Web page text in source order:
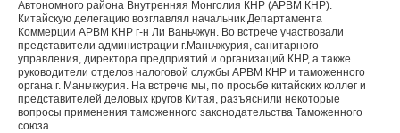
Автономного района Внутренняя Монголия КНР (АРВМ КНР).
Китайскую делегацию возглавлял начальник Департамента
Коммерции АРВМ КНР г-н Ли Ваньчжун. Во встрече участвовали
представители администрации г.Маньчжурия, санитарного
управления, директора предприятий и организаций КНР, а также
руководители отделов налоговой службы АРВМ КНР и таможенного
органа г. Маньчжурия. На встрече мы, по просьбе китайских коллег и
представителей деловых кругов Китая, разъяснили некоторые
вопросы применения таможенного законодательства Таможенного
союза.